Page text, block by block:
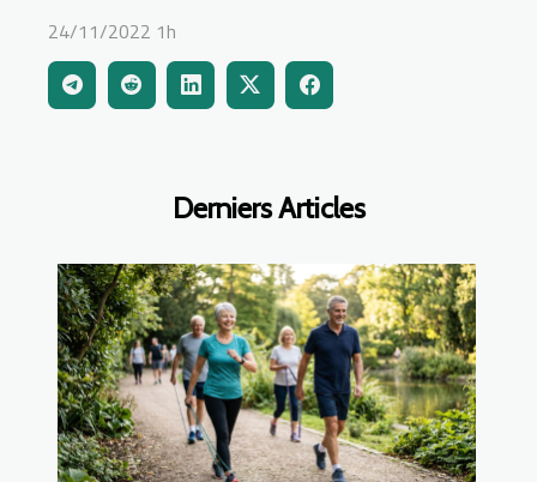
Derniers Articles
24/11/2022 1h